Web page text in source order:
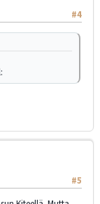
#4
#5